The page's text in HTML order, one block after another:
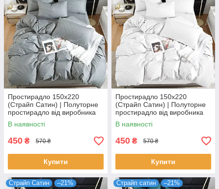
Простирадло 150х220
(Страйп Сатин) | Полуторне
простирадло від виробника
"Королева Ночі" | Сірий
страйп сатин
В наявності
450 ₴ 570 ₴
Купити
Простирадло 150х220
(Страйп Сатин) | Полуторне
простирадло від виробника
"Королева Ночі" | Білий
страйп сатин
В наявності
450 ₴ 570 ₴
Купити
Страйп Сатин –21% Страйп сатин –21%